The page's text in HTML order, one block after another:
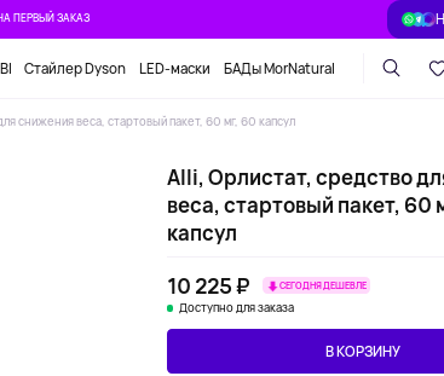
ПЕРВЫЙ ЗАКАЗ
Стайлер Dyson LED-маски БАДы MorNatural
снижения веса, стартовый пакет, 60 мг, 60 капсул
Alli, Орлистат, средство
веса, стартовый пакет, 60
капсул
10 225 ₽
СЕГОДНЯ ДЕШЕВЛЕ
Доступно для заказа
В КОРЗИНУ